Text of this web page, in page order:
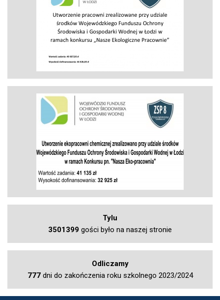
Tylu
3501399 gości było na naszej stronie
Odliczamy
777dni do zakończenia roku szkolnego 2023/2024